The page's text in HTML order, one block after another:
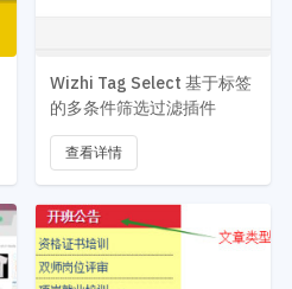
Wizhi Tag Select 基于标签
的多条件筛选过滤插件
查看详情